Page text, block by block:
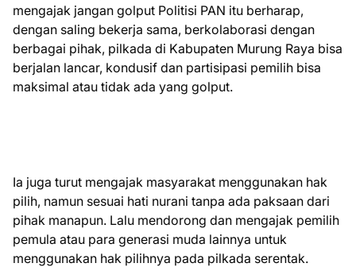
mengajak jangan golput Politisi PAN itu berharap,
dengan saling bekerja sama, berkolaborasi dengan
berbagai pihak, pilkada di Kabupaten Murung Raya bisa
berjalan lancar, kondusif dan partisipasi pemilih bisa
maksimal atau tidak ada yang golput.
Ia juga turut mengajak masyarakat menggunakan hak
pilih, namun sesuai hati nurani tanpa ada paksaan dari
pihak manapun. Lalu mendorong dan mengajak pemilih
pemula atau para generasi muda lainnya untuk
menggunakan hak pilihnya pada pilkada serentak.